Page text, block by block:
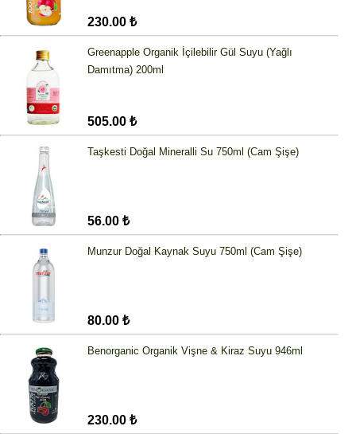
230.00 ₺
Greenapple Organik İçilebilir Gül Suyu (Yağlı
Damıtma) 200ml
505.00 ₺
Taşkesti Doğal Mineralli Su 750ml (Cam Şişe)
56.00 ₺
Munzur Doğal Kaynak Suyu 750ml (Cam Şişe)
80.00 ₺
Benorganic Organik Vişne & Kiraz Suyu 946ml
230.00 ₺